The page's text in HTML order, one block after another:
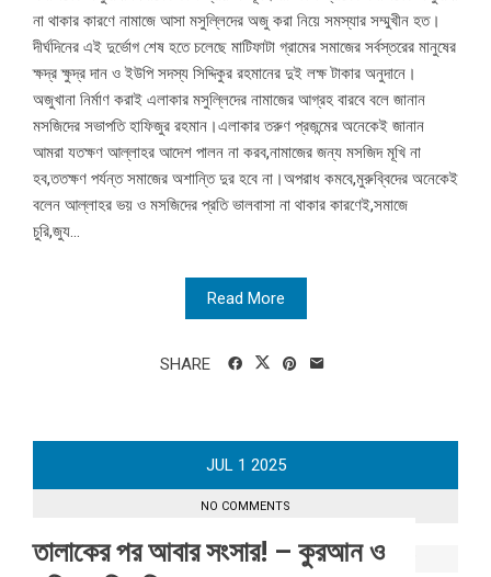
না থাকার কারণে নামাজে আসা মসুল্লিদের অজু করা নিয়ে সমস্যার সম্মুখীন হত।
দীর্ঘদিনের এই দুর্ভোগ শেষ হতে চলেছে মাটিফাটা গ্রামের সমাজের সর্বস্তরের মানুষের
ক্ষদ্র ক্ষুদ্র দান ও ইউপি সদস্য সিদ্দিকুর রহমানের দুই লক্ষ টাকার অনুদানে।
অজুখানা নির্মাণ করাই এলাকার মসুল্লিদের নামাজের আগ্রহ বারবে বলে জানান
মসজিদের সভাপতি হাফিজুর রহমান।এলাকার তরুণ প্রজন্মের অনেকেই জানান
আমরা যতক্ষণ আল্লাহর আদেশ পালন না করব,নামাজের জন্য মসজিদ মূখি না
হব,ততক্ষণ পর্যন্ত সমাজের অশান্তি দুর হবে না।অপরাধ কমবে,মুরুব্বিদের অনেকেই
বলেন আল্লাহর ভয় ও মসজিদের প্রতি ভালবাসা না থাকার কারণেই,সমাজে
চুরি,জুয...
Read More
SHARE
JUL 1 2025
NO COMMENTS
তালাকের পর আবার সংসার! – কুরআন ও